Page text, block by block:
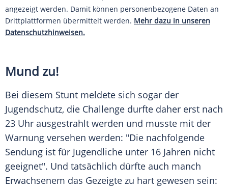
angezeigt werden. Damit können personenbezogene Daten an
Drittplattformen übermittelt werden. Mehr dazu in unseren
Datenschutzhinweisen.
Mund zu!
Bei diesem Stunt meldete sich sogar der
Jugendschutz, die Challenge durfte daher erst nach
23 Uhr ausgestrahlt werden und musste mit der
Warnung versehen werden: "Die nachfolgende
Sendung ist für Jugendliche unter 16 Jahren nicht
geeignet". Und tatsächlich dürfte auch manch
Erwachsenem das Gezeigte zu hart gewesen sein: